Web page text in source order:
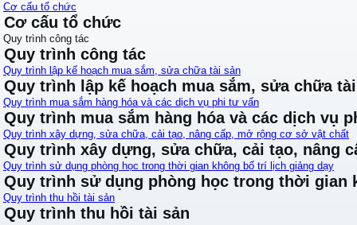
Cơ cấu tổ chức
Cơ cấu tổ chức
Quy trình công tác
Quy trình công tác
Quy trình lập kế hoạch mua sắm, sửa chữa tài sản
Quy trình lập kế hoạch mua sắm, sửa chữa
Quy trình mua sắm hàng hóa và các dịch vụ phi tư vấn
Quy trình mua sắm hàng hóa và các dịch vụ
Quy trình xây dựng, sửa chữa, cải tạo, nâng cấp, mở rộng cơ sở vật chất
Quy trình xây dựng, sửa chữa, cải tạo, nâng
Quy trình sử dụng phòng học trong thời gian không bố trí lịch giảng dạy
Quy trình sử dụng phòng học trong thời gian
Quy trình thu hồi tài sản
Quy trình thu hồi tài sản